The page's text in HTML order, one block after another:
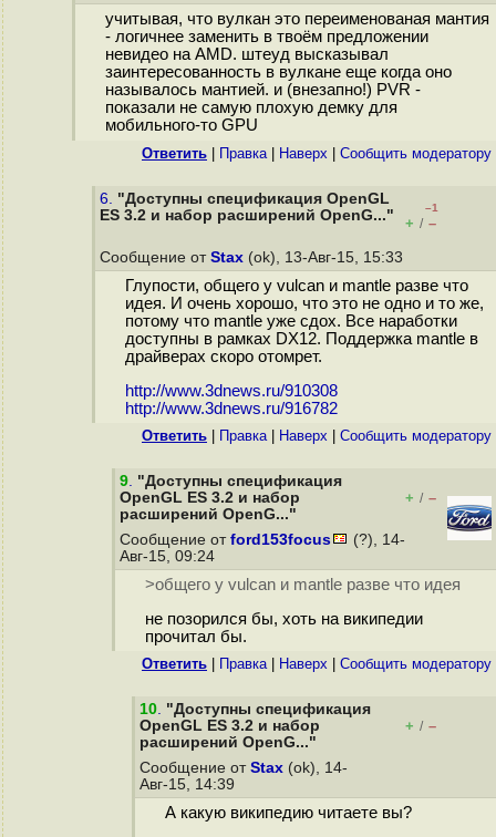
учитывая, что вулкан это переименованая мантия
- логичнее заменить в твоём предложении
невидео на AMD. штеуд высказывал
заинтересованность в вулкане еще когда оно
называлось мантией. и (внезапно!) PVR -
показали не самую плохую демку для
мобильного-то GPU
Ответить Правка| Наверх Cообщить модератору
6. "Доступны спецификация OpenGL
ES 3.2 и набор расширений OpenG..."
–1
+ / –
Сообщение от Stax (ok), 13-Авг-15, 15:33
Глупости, общего у vulcan и mantle разве что
идея. И очень хорошо, что это не одно и то же,
потому что mantle уже сдох. Все наработки
доступны в рамках DX12. Поддержка mantle в
драйверах скоро отомрет.
http://www.3dnews.ru/910308
http://www.3dnews.ru/916782
Ответить Правка| Наверх Cообщить модератору
9. "Доступны спецификация
OpenGL ES 3.2 и набор
расширений OpenG..."
+ / –
Сообщение от ford153focus
(?), 14-
Авг-15, 09:24
>общего у vulcan и mantle разве что идея
не позорился бы, хоть на википедии
прочитал бы.
Ответить Правка| Наверх Cообщить модератору
10. "Доступны спецификация
OpenGL ES 3.2 и набор
расширений OpenG..."
+ / –
Сообщение от Stax (ok), 14-
Авг-15, 14:39
А какую википедию читаете вы?